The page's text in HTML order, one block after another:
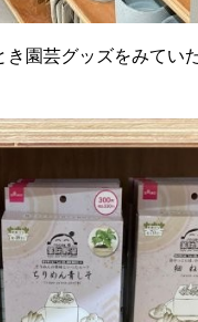
園芸グッズをみてい